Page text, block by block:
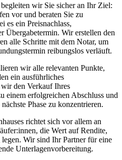
wir Sie sicher an Ihr Ziel:
vor und beraten Sie zu
es ein Preisnachlass,
Übergabetermin. Wir erstellen den
alle Schritte mit dem Notar, um
reibungslos verläuft.
wir alle relevanten Punkte,
ein ausführliches
den Verkauf Ihres
einem erfolgreichen Abschluss und
Phase zu konzentrieren.
richtet sich vor allem an
die Wert auf Rendite,
Wir sind Ihr Partner für eine
Unterlagenvorbereitung.